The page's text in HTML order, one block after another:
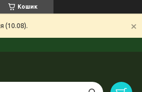
Кошик
(10.08).